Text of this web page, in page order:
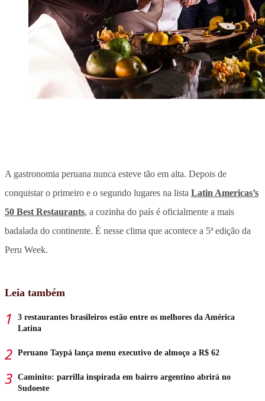
A gastronomia peruana nunca esteve tão em alta. Depois de
conquistar o primeiro e o segundo lugares na lista Latin Americas’s
50 Best Restaurants, a cozinha do país é oficialmente a mais
badalada do continente. É nesse clima que acontece a 5ª edição da
Peru Week.
Leia também
3 restaurantes brasileiros estão entre os melhores da América
Latina
Peruano Taypá lança menu executivo de almoço a R$ 62
Caminito: parrilla inspirada em bairro argentino abrirá no
Sudoeste